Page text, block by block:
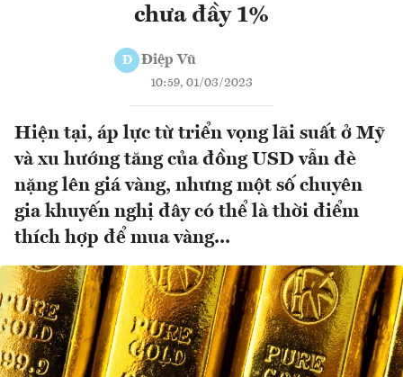
chưa đầy 1%
Đ Điệp Vũ
10:59, 01/03/2023
Hiện tại, áp lực từ triển vọng lãi suất ở Mỹ
và xu hướng tăng của đồng USD vẫn đè
nặng lên giá vàng, nhưng một số chuyên
gia khuyến nghị đây có thể là thời điểm
thích hợp để mua vàng...